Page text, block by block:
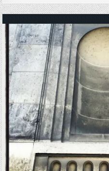
Posted in